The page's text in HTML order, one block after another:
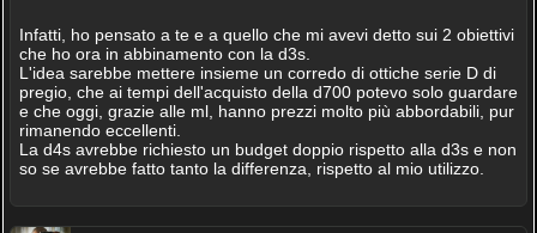
Infatti, ho pensato a te e a quello che mi avevi detto sui 2 obiettivi
che ho ora in abbinamento con la d3s.
L'idea sarebbe mettere insieme un corredo di ottiche serie D di
pregio, che ai tempi dell'acquisto della d700 potevo solo guardare
e che oggi, grazie alle ml, hanno prezzi molto più abbordabili, pur
rimanendo eccellenti.
La d4s avrebbe richiesto un budget doppio rispetto alla d3s e non
so se avrebbe fatto tanto la differenza, rispetto al mio utilizzo.